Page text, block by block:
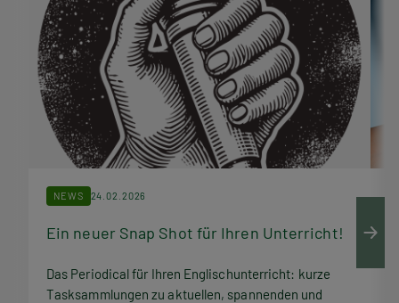
NEWS 24.02.2026
Ein neuer Snap Shot für Ihren Unterricht!
Das Periodical für Ihren Englischunterricht: kurze
Tasksammlungen zu aktuellen, spannenden und